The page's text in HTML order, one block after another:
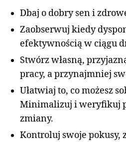
Dbaj o dobry sen i
Zaobserwuj kiedy
efektywnością w ciągu
Stwórz własną,
pracy, a przynajmniej
Ułatwiaj to, co możesz
Minimalizuj i weryfikuj
zmiany.
Kontroluj swoje pokusy,